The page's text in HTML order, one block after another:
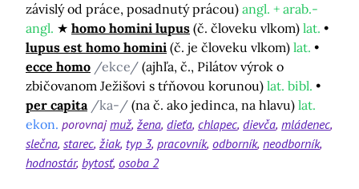
závislý od práce, posadnutý prácou) angl. + arab.-
angl.
homo homini lupus (č. človeku vlkom) lat.
lupus est homo homini (č. je človeku vlkom) lat.
ecce homo /ekce/ (ajhľa, č., Pilátov výrok o
zbičovanom Ježišovi s tŕňovou korunou) lat. bibl.
per capita /ka-/ (na č. ako jedinca, na hlavu) lat.
ekon. porovnajmuž žena dieťa chlapec dievča mládenec
slečna starec žiak typ 3 pracovník odborník neodborník
hodnostár bytosť osoba 2